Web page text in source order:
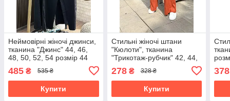
Неймовірні жіночі джинси,
тканина "Джинс" 44, 46,
48, 50, 52, 54 розмір 44
485 ₴ 535 ₴
Купити
Стильні жіночі штани
"Кюлоти", тканина
"Трикотаж-рубчик" 42, 44,
278₴ 328 ₴
Купити
378